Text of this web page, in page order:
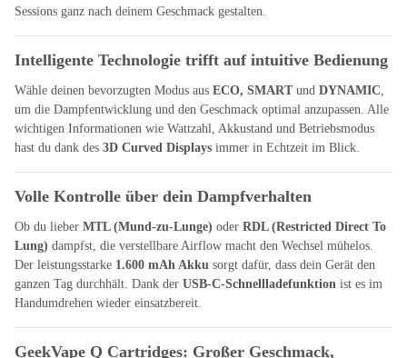
Sessions ganz nach deinem Geschmack gestalten.
Intelligente Technologie trifft auf intuitive Bedienung
Wähle deinen bevorzugten Modus aus ECO, SMART und DYNAMIC
um die Dampfentwicklung und den Geschmack optimal anzupassen. Alle
wichtigen Informationen wie Wattzahl, Akkustand und Betriebsmodus
hast du dank des 3D Curved Displays immer in Echtzeit im Blick.
Volle Kontrolle über dein Dampfverhalten
Ob du lieber MTL (Mund-zu-Lunge) oder RDL (Restricted Direct To
Lung) dampfst, die verstellbare Airflow macht den Wechsel mühelos.
Der leistungsstarke 1.600 mAh Akku sorgt dafür, dass dein Gerät den
ganzen Tag durchhält. Dank der USB-C-Schnellladefunktion ist es im
Handumdrehen wieder einsatzbereit.
GeekVape Q Cartridges: Großer Geschmack,